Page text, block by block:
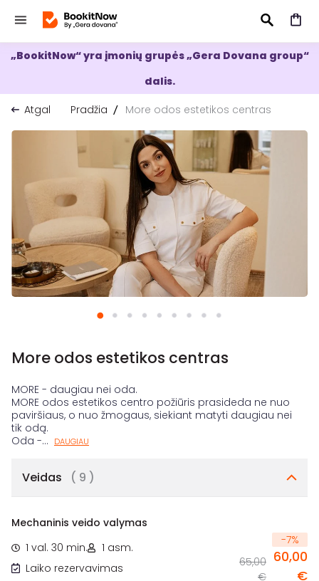
IEŠKOTI
„BookitNow“ yra įmonių grupės „Gera Dovana group“
dalis.
Atgal
Pradžia More odos estetikos centras
More odos estetikos centras
MORE - daugiau nei oda.
MORE odos estetikos centro požiūris prasideda ne nuo
paviršiaus, o nuo žmogaus, siekiant matyti daugiau nei
tik odą.
Oda -... DAUGIAU
Veidas ( 9 )
Mechaninis veido valymas
1 val. 30 min.
1 asm.
Laiko rezervavimas
-7%
65,00
€
60,00
€